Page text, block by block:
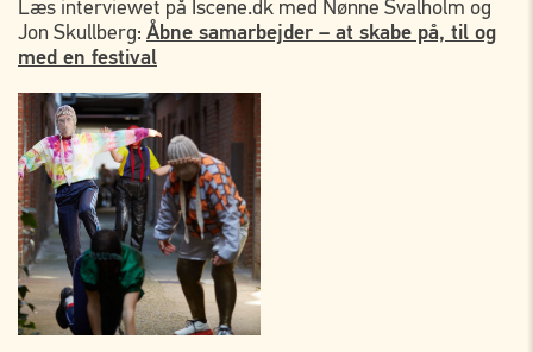
Læs interviewet på Iscene.dk med Nønne Svalholm og
Jon Skullberg: Åbne samarbejder – at skabe på, til og
med en festival